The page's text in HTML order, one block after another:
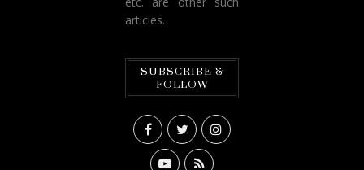
articles.
SUBSCRIBE &
FOLLOW